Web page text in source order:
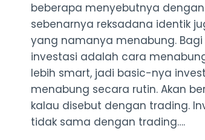
beberapa menyebutnya
sebenarnya reksadana identik
yang namanya menabung.
investasi adalah cara
lebih smart, jadi basic-nya
menabung secara rutin. Akan
kalau disebut dengan trading.
tidak sama dengan trading….